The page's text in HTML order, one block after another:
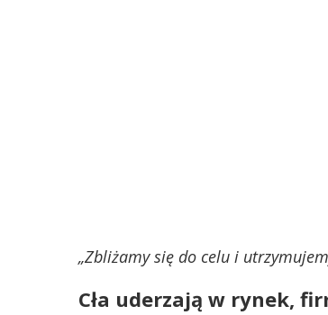
„Zbliżamy się do celu i
Cła uderzają w rynek,